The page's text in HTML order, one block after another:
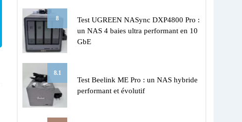
8
Test UGREEN NASync DXP4800 Pro :
un NAS 4 baies ultra performant en 10
GbE
8.1
Test Beelink ME Pro : un NAS hybride
performant et évolutif